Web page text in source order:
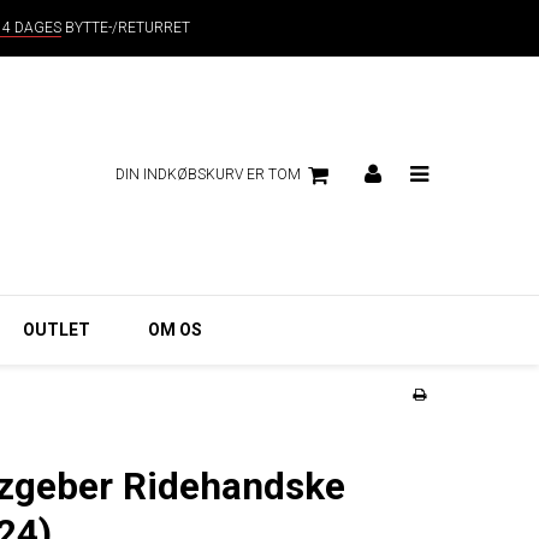
DAGESBYTTE-/RETURRET
DIN INDKØBSKURV ER TOM
OUTLET OM OS
Ridehandske